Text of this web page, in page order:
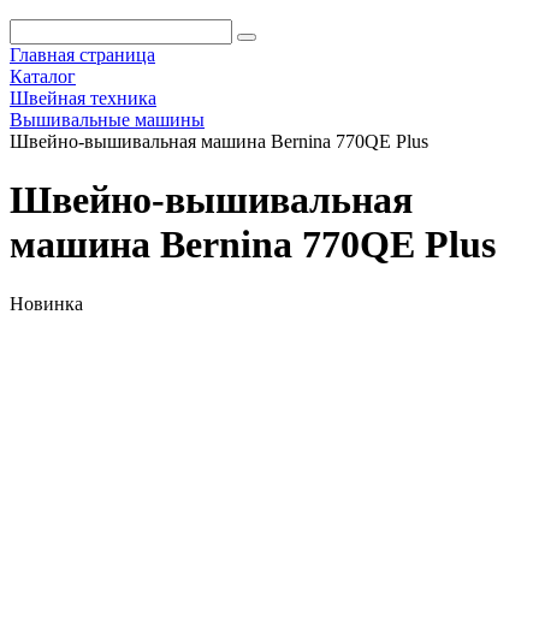
Главная страница
Каталог
Швейная техника
Вышивальные машины
Швейно-вышивальная машина Bernina 770QE Plus
Швейно-вышивальная
машина Bernina 770QE Plus
Новинка